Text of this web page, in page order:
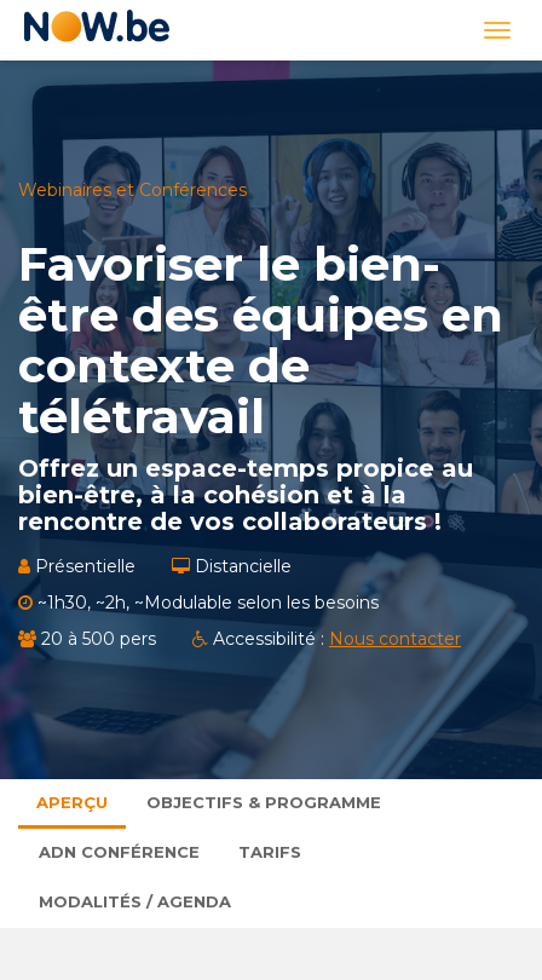
Lien
d'accueil
Webinaires et Conférences
Favoriser le bien-
être des équipes en
contexte de
télétravail
Offrez un espace-temps propice au
bien-être, à la cohésion et à la
rencontre de vos collaborateurs !
Présentielle
Distancielle
~1h30, ~2h, ~Modulable selon les besoins
20 à 500 pers
Accessibilité : Nous contacter
APERÇU OBJECTIFS & PROGRAMME
ADN CONFÉRENCE TARIFS
MODALITÉS / AGENDA